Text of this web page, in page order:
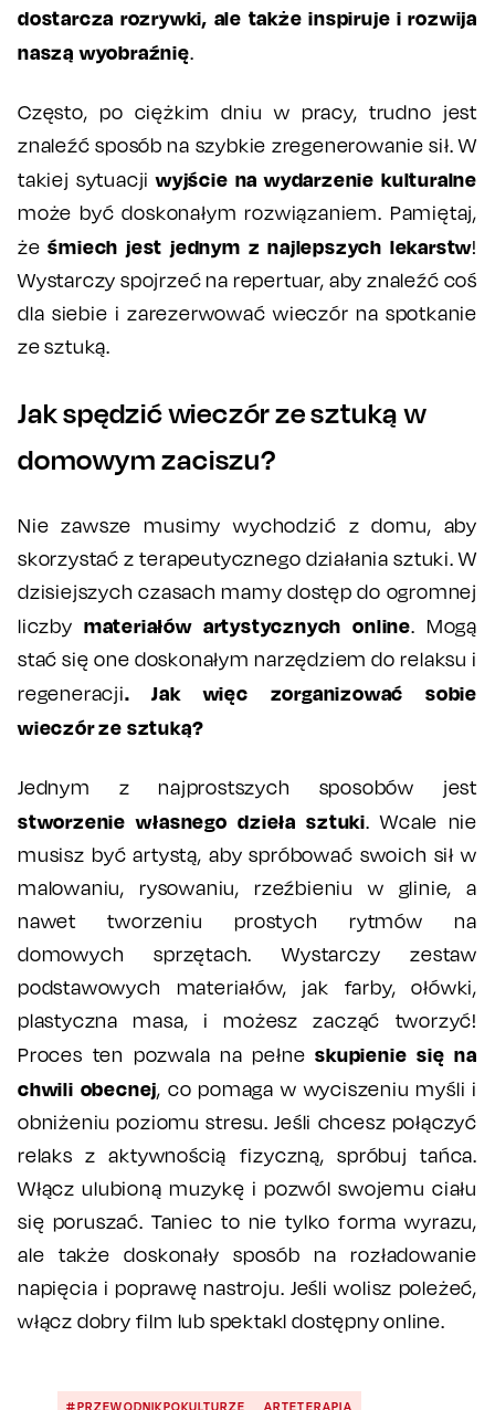
dostarcza rozrywki, ale także inspiruje i rozwija
naszą wyobraźnię.
Często, po ciężkim dniu w pracy, trudno jest
znaleźć sposób na szybkie zregenerowanie sił. W
takiej sytuacjiwyjście na wydarzenie kulturalne
może być doskonałym rozwiązaniem. Pamiętaj,
żeśmiech jest jednym z najlepszych lekarstw!
Wystarczy spojrzeć na repertuar, aby znaleźć coś
dla siebie i zarezerwować wieczór na spotkanie
ze sztuką.
Jak spędzić wieczór ze sztuką w
domowym zaciszu?
Nie zawsze musimy wychodzić z domu, aby
skorzystać z terapeutycznego działania sztuki. W
dzisiejszych czasach mamy dostęp do ogromnej
liczby materiałów artystycznych online. Mogą
stać się one doskonałym narzędziem do relaksu i
regeneracji. Jak więc zorganizować sobie
wieczór ze sztuką?
Jednym z najprostszych sposobów jest
stworzenie własnego dzieła sztuki. Wcale nie
musisz być artystą, aby spróbować swoich sił w
malowaniu, rysowaniu, rzeźbieniu w glinie, a
nawet tworzeniu prostych rytmów na
domowych sprzętach. Wystarczy zestaw
podstawowych materiałów, jak farby, ołówki,
plastyczna masa, i możesz zacząć tworzyć!
Proces ten pozwala na pełneskupienie się na
chwili obecnej, co pomaga w wyciszeniu myśli i
obniżeniu poziomu stresu. Jeśli chcesz połączyć
relaks z aktywnością fizyczną, spróbuj tańca.
Włącz ulubioną muzykę i pozwól swojemu ciału
się poruszać. Taniec to nie tylko forma wyrazu,
ale także doskonały sposób na rozładowanie
napięcia i poprawę nastroju. Jeśli wolisz poleżeć,
włącz dobry film lub spektakl dostępny online.
#PRZEWODNIKPOKULTURZE
ARTETERAPIA